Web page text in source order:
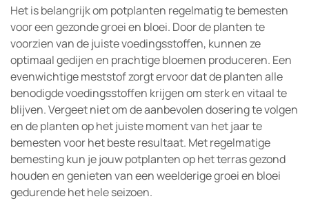
Het is belangrijk om potplanten regelmatig te bemesten
voor een gezonde groei en bloei. Door de planten te
voorzien van de juiste voedingsstoffen, kunnen ze
optimaal gedijen en prachtige bloemen produceren. Een
evenwichtige meststof zorgt ervoor dat de planten alle
benodigde voedingsstoffen krijgen om sterk en vitaal te
blijven. Vergeet niet om de aanbevolen dosering te volgen
en de planten op het juiste moment van het jaar te
bemesten voor het beste resultaat. Met regelmatige
bemesting kun je jouw potplanten op het terras gezond
houden en genieten van een weelderige groei en bloei
gedurende het hele seizoen.